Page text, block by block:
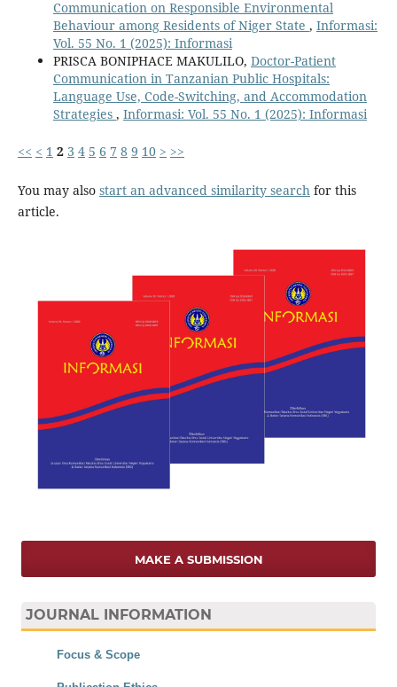
Communication on Responsible Environmental
Behaviour among Residents of Niger State , Informasi:
Vol. 55 No. 1 (2025): Informasi
PRISCA BONIPHACE MAKULILO, Doctor-Patient
Communication in Tanzanian Public Hospitals:
Language Use, Code-Switching, and Accommodation
Strategies , Informasi: Vol. 55 No. 1 (2025): Informasi
<< < 1 2 3 4 5 6 7 8 9 10 > >>
You may also start an advanced similarity searchfor this
article.
MAKE A SUBMISSION
JOURNAL INFORMATION
Focus & Scope